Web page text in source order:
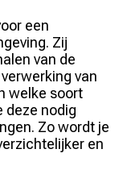
een
Zij
van de
van
welke soort
deze nodig
Zo wordt je
en